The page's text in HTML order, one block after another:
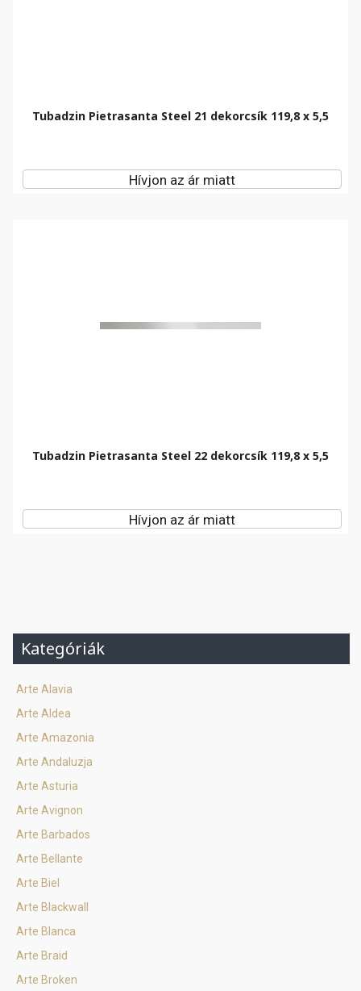
Tubadzin Pietrasanta Steel 21 dekorcsík 119,8 x 5,5
Hívjon az ár miatt
Tubadzin Pietrasanta Steel 22 dekorcsík 119,8 x 5,5
Hívjon az ár miatt
Kategóriák
Arte Alavia
Arte Aldea
Arte Amazonia
Arte Andaluzja
Arte Asturia
Arte Avignon
Arte Barbados
Arte Bellante
Arte Biel
Arte Blackwall
Arte Blanca
Arte Braid
Arte Broken